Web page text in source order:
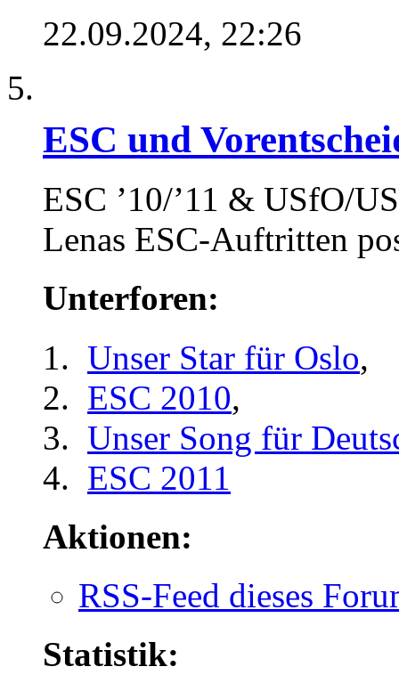
22.09.2024, 22:26
ESC und
ESC ’10/’11 & USfO/
Lenas ESC-Auftritten
Unterforen:
Unser Star für Oslo,
ESC 2010,
Unser Song für
ESC 2011
Aktionen:
RSS-Feed dieses
Statistik: